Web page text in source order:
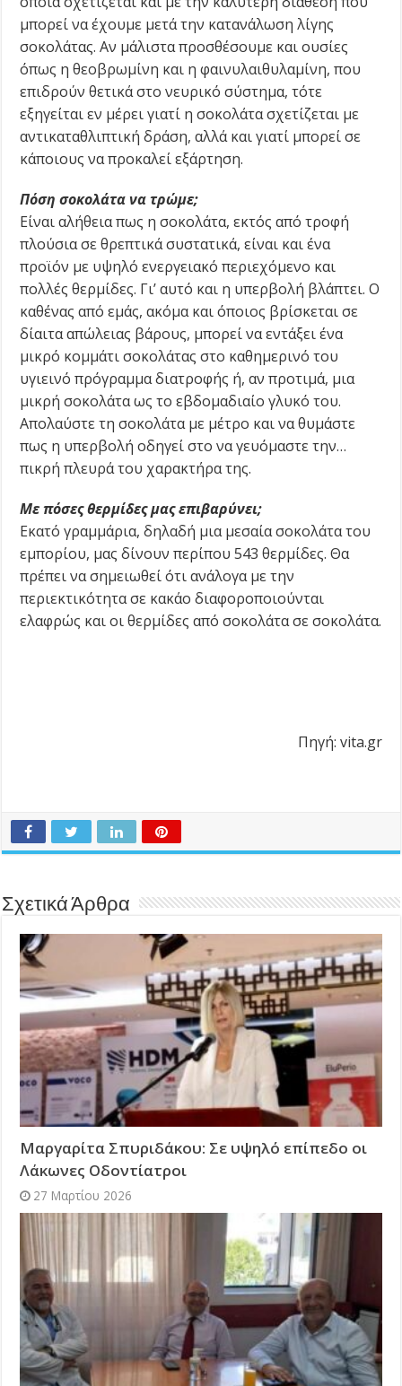
μπορεί να έχουμε μετά την κατανάλωση λίγης
σοκολάτας. Αν μάλιστα προσθέσουμε και ουσίες
όπως η θεοβρωμίνη και η φαινυλαιθυλαμίνη, που
επιδρούν θετικά στο νευρικό σύστημα, τότε
εξηγείται εν μέρει γιατί η σοκολάτα σχετίζεται με
αντικαταθλιπτική δράση, αλλά και γιατί μπορεί σε
κάποιους να προκαλεί εξάρτηση.
Πόση σοκολάτα να τρώμε;
Είναι αλήθεια πως η σοκολάτα, εκτός από τροφή
πλούσια σε θρεπτικά συστατικά, είναι και ένα
προϊόν με υψηλό ενεργειακό περιεχόμενο και
πολλές θερμίδες. Γι’ αυτό και η υπερβολή βλάπτει. Ο
καθένας από εμάς, ακόμα και όποιος βρίσκεται σε
δίαιτα απώλειας βάρους, μπορεί να εντάξει ένα
μικρό κομμάτι σοκολάτας στο καθημερινό του
υγιεινό πρόγραμμα διατροφής ή, αν προτιμά, μια
μικρή σοκολάτα ως το εβδομαδιαίο γλυκό του.
Απολαύστε τη σοκολάτα με μέτρο και να θυμάστε
πως η υπερβολή οδηγεί στο να γευόμαστε την…
πικρή πλευρά του χαρακτήρα της.
Με πόσες θερμίδες μας επιβαρύνει;
Εκατό γραμμάρια, δηλαδή μια μεσαία σοκολάτα του
εμπορίου, μας δίνουν περίπου 543 θερμίδες. Θα
πρέπει να σημειωθεί ότι ανάλογα με την
περιεκτικότητα σε κακάο διαφοροποιούνται
ελαφρώς και οι θερμίδες από σοκολάτα σε σοκολάτα.
Πηγή: vita.gr
Σχετικά Άρθρα
Μαργαρίτα Σπυριδάκου: Σε υψηλό επίπεδο οι
Λάκωνες Οδοντίατροι
27 Μαρτίου 2026